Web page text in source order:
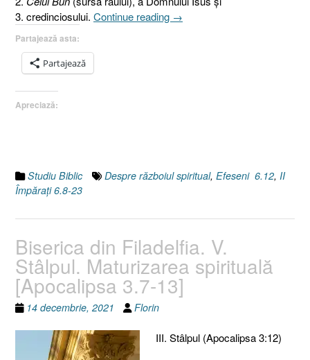
3. credinciosului. Continue reading „Despre
23]”
→
Partajează asta:
Partajează
Apreciază:
Studiu Biblic Despre războiul spiritual, Efeseni 6.12, II
Împăraţi 6.8-23
Biserica din Filadelfia. V.
Stâlpul. Maturizarea spirituală
[Apocalipsa 3.7-13]
14 decembrie, 2021 Florin
III. Stâlpul (Apocalipsa 3:12)